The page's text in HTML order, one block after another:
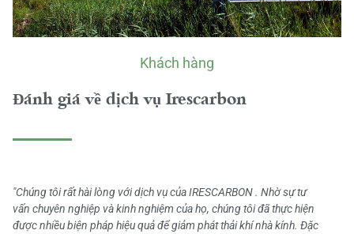
Khách hàng
Đánh giá về dịch vụ Irescarbon
"Chúng tôi rất hài lòng với dịch vụ của IRESCARBON . Nhờ sự tư
vấn chuyên nghiệp và kinh nghiệm của họ, chúng tôi đã thực hiện
được nhiều biện pháp hiệu quả để giảm phát thải khí nhà kính. Đặc